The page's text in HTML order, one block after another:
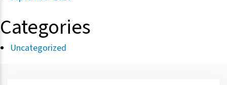
Categories
Uncategorized